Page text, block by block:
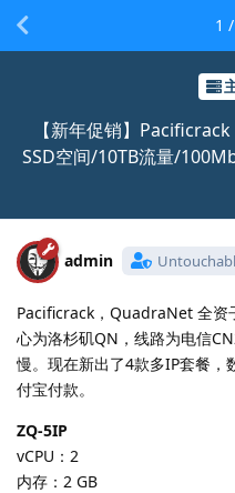
【新年促销】
SSD空间/10TB流量/
1 /
admin
Pacificrack，QuadraNet 全资
心为洛杉矶QN，线路为电信
慢。现在新出了4款多IP套餐，
付宝付款。
ZQ-5IP
vCPU：2
内存：2 GB